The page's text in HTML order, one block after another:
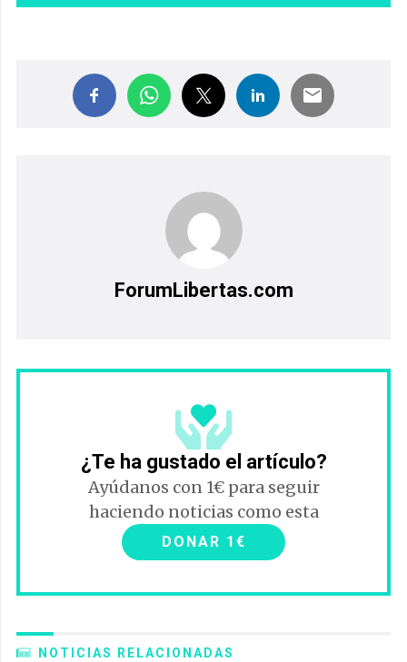
ForumLibertas.com
¿Te ha gustado el artículo?
Ayúdanos con 1€ para seguir
haciendo noticias como esta
DONAR 1€
NOTICIAS RELACIONADAS